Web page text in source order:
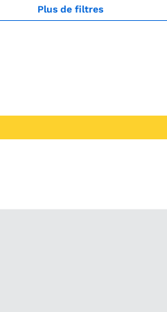
Plus de filtres